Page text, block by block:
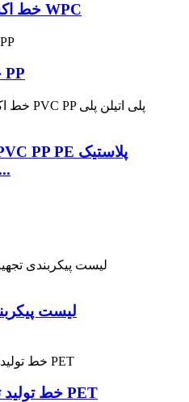
خط اکستروژن پروفایل WPC
خط ورق توخالی PP
لیست
خط تولید تسمه بسته بندی PET